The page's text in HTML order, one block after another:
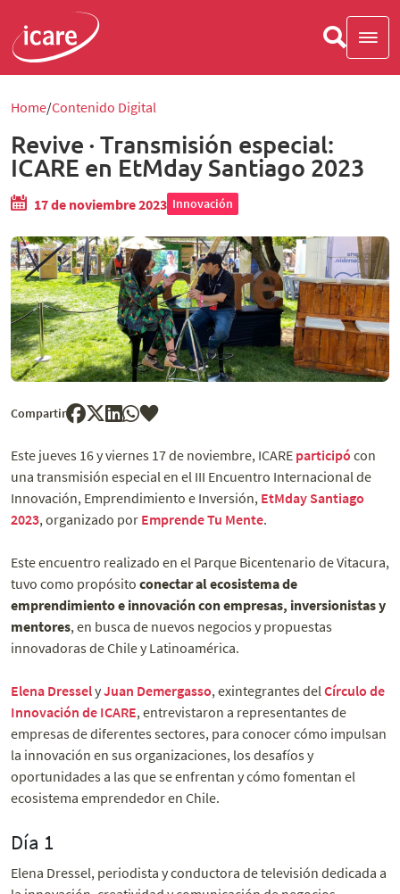
Home Contenido Digital
Revive ∙ Transmisión especial:
ICARE en EtMday Santiago 2023
17 de noviembre 2023 Innovación
Compartir
Este jueves 16 y viernes 17 de noviembre, ICARE participó con
una transmisión especial en el III Encuentro Internacional de
Innovación, Emprendimiento e Inversión, EtMday Santiago
2023, organizado por Emprende Tu Mente.
Este encuentro realizado en el Parque Bicentenario de Vitacura,
tuvo como propósito conectar al ecosistema de
emprendimiento e innovación con empresas, inversionistas y
mentores, en busca de nuevos negocios y propuestas
innovadoras de Chile y Latinoamérica.
Elena DresselyJuan Demergasso, exintegrantes delCírculo de
Innovación de ICARE, entrevistaron a representantes de
empresas de diferentes sectores, para conocer cómo impulsan
la innovación en sus organizaciones, los desafíos y
oportunidades a las que se enfrentan y cómo fomentan el
ecosistema emprendedor en Chile.
Día 1
Elena Dressel, periodista y conductora de televisión dedicada a